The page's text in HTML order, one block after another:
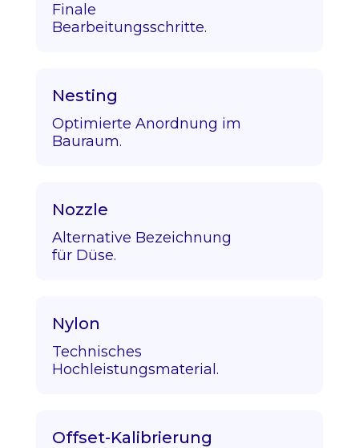
Finale
Bearbeitungsschritte.
Nesting
Optimierte Anordnung im
Bauraum.
Nozzle
Alternative Bezeichnung
für Düse.
Nylon
Technisches
Hochleistungsmaterial.
Offset-Kalibrierung